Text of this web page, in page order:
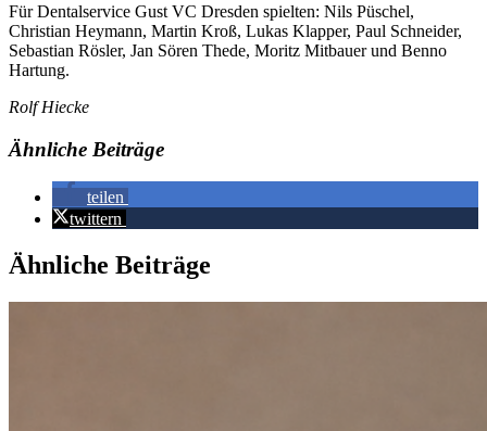
Für Dentalservice Gust VC Dresden spielten: Nils Püschel,
Christian Heymann, Martin Kroß, Lukas Klapper, Paul Schneider,
Sebastian Rösler, Jan Sören Thede, Moritz Mitbauer und Benno
Hartung.
Rolf Hiecke
Ähnliche Beiträge
teilen
twittern
Ähnliche Beiträge